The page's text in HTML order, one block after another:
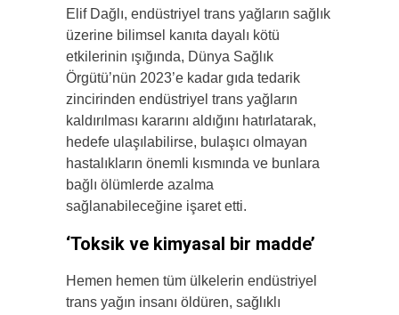
Elif Dağlı, endüstriyel trans yağların sağlık
üzerine bilimsel kanıta dayalı kötü
etkilerinin ışığında, Dünya Sağlık
Örgütü’nün 2023’e kadar gıda tedarik
zincirinden endüstriyel trans yağların
kaldırılması kararını aldığını hatırlatarak,
hedefe ulaşılabilirse, bulaşıcı olmayan
hastalıkların önemli kısmında ve bunlara
bağlı ölümlerde azalma
sağlanabileceğine işaret etti.
‘Toksik ve kimyasal bir madde’
Hemen hemen tüm ülkelerin endüstriyel
trans yağın insanı öldüren, sağlıklı